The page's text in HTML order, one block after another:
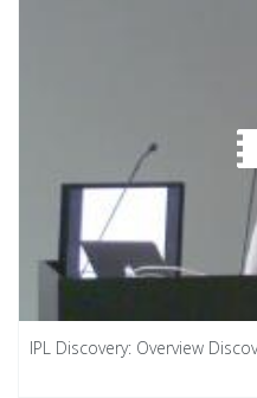
IPL Discovery: Overview